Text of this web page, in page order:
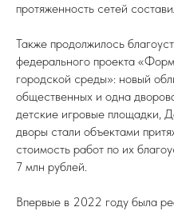
протяженность сетей
Также продолжилось
федерального проекта
городской среды»: новый
общественных и одна
детские игровые площадки,
дворы стали объектами
стоимость работ по их
7 млн рублей.
Впервые в 2022 году была